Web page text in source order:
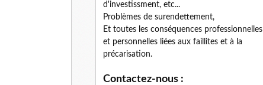
d'investissment, etc...
Problèmes de surendettement,
Et toutes les conséquences professionnelles
et personnelles liées aux faillites et à la
précarisation.
Contactez-nous :